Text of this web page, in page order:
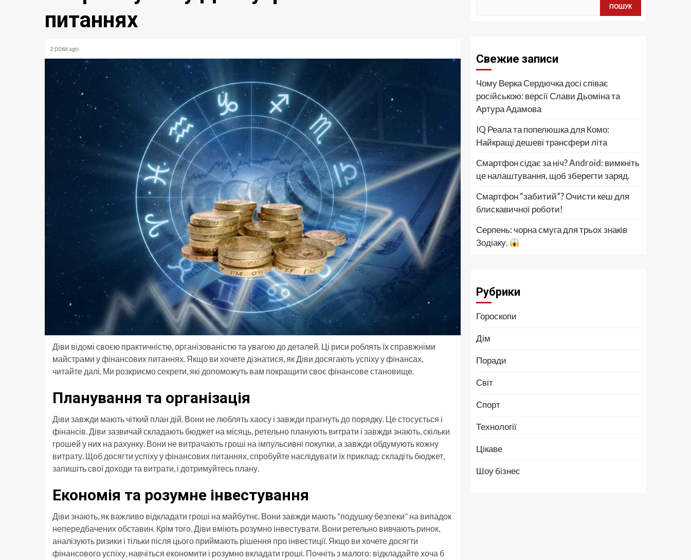
питаннях
2 роки ago
Діви відомі своєю практичністю, організованістю та увагою до деталей. Ці риси роблять їх справжніми
майстрами у фінансових питаннях. Якщо ви хочете дізнатися, як Діви досягають успіху у фінансах,
читайте далі. Ми розкриємо секрети, які допоможуть вам покращити своє фінансове становище.
Планування та організація
Діви завжди мають чіткий план дій. Вони не люблять хаосу і завжди прагнуть до порядку. Це стосується і
фінансів. Діви зазвичай складають бюджет на місяць, ретельно планують витрати і завжди знають, скільки
грошей у них на рахунку. Вони не витрачають гроші на імпульсивні покупки, а завжди обдумують кожну
витрату. Щоб досягти успіху у фінансових питаннях, спробуйте наслідувати їх приклад: складіть бюджет,
запишіть свої доходи та витрати, і дотримуйтесь плану.
Економія та розумне інвестування
Діви знають, як важливо відкладати гроші на майбутнє. Вони завжди мають “подушку безпеки” на випадок
непередбачених обставин. Крім того, Діви вміють розумно інвестувати. Вони ретельно вивчають ринок,
аналізують ризики і тільки після цього приймають рішення про інвестиції. Якщо ви хочете досягти
фінансового успіху, навчіться економити і розумно вкладати гроші. Почніть з малого: відкладайте хоча б
ПОШУК
Свежие записи
Чому Верка Сердючка досі співає
російською: версії Слави Дьоміна та
Артура Адамова
IQ Реала та попелюшка для Комо:
Найкращі дешеві трансфери літа
Смартфон сідає за ніч? Android: вимкніть
це налаштування, щоб зберегти заряд.
Смартфон “забитий”? Очисти кеш для
блискавичної роботи!
Серпень: чорна смуга для трьох знаків
Зодіаку.
Рубрики
Гороскопи
Дім
Поради
Світ
Спорт
Технології
Цікаве
Шоу бізнес